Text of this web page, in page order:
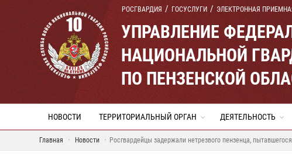
РОСГВАРДИЯ ГОСУСЛУГИ ЭЛЕКТРОННАЯ
УПРАВЛЕНИЕ
НАЦИОНАЛЬНОЙ
ПО ПЕНЗЕНСКОЙ
НОВОСТИ ТЕРРИТОРИАЛЬНЫЙ ОРГАН ДЕЯТЕЛЬНОСТЬ
Главная Новости Росгвардейцы задержали нетрезвого пензенца,